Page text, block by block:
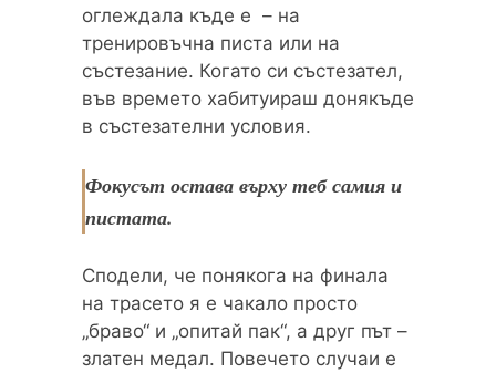
оглеждала къде е – на
тренировъчна писта или на
състезание. Когато си състезател,
във времето хабитуираш донякъде
в състезателни условия.
Фокусът остава върху теб самия и
пистата.
Сподели, че понякога на финала
на трасето я е чакало просто
„браво“ и „опитай пак“, а друг път –
златен медал. Повечето случаи е